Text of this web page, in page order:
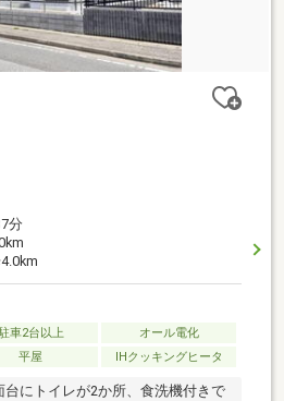
分
車2台以上
オール電化
平屋 IHクッキングヒータ
にトイレが2か所、食洗機付きで